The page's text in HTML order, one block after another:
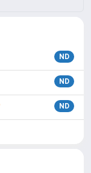
ND
ND
ND